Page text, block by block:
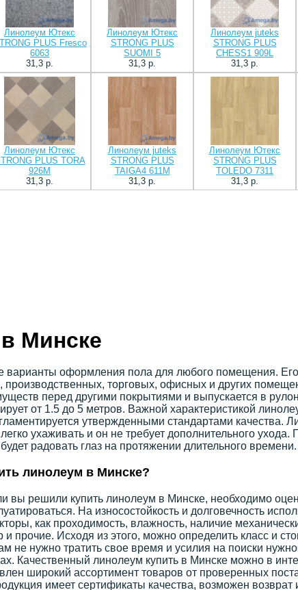
Линолеум Ютекс
PLUS Fresco
6063
31,3 p.
Линолеум Ютекс
STRONG PLUS
SUOMI 5
31,3 p.
Линолеум juteks
STRONG PLUS
CHESS1 909L
31,3 p.
Линолеум Ютекс
PLUS TORA
926M
31,3 p.
Линолеум juteks
STRONG PLUS
TAIGA4 611M
31,3 p.
Линолеум Ютекс
STRONG PLUS
TOLEDO 7311
31,3 p.
Минске
варианты оформления пола для любого помещения. Его
производственных, торговых, офисных и других
перед другими покрытиями и выпускается в
от 1.5 до 5 метров. Важной характеристикой
утвержденными стандартами качества.
ухаживать и он не требует дополнительного ухода.
радовать глаз на протяжении длительного времени.
линолеум в Минске?
вы решили купить линолеум в Минске, необходимо
На износостойкость и долговечность
как проходимость, влажность, наличие
и прочие. Исходя из этого, можно определить класс и
не нужно тратить свое время и усилия на поиски
Качественный линолеум купить в Минске можно в
широкий ассортимент товаров от проверенных
имеет сертификаты качества, возможен возврат